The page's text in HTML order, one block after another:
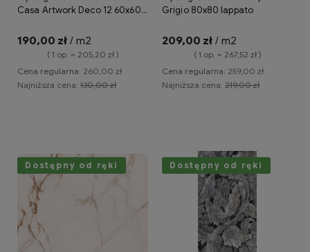
Casa Artwork Deco 12 60x60
190,00 zł / m2
( 1 op. = 205,20 zł )
Cena regularna: 260,00 zł
Najniższa cena: 130,00 zł
Grigio 80x80 lappato
209,00 zł / m2
( 1 op. = 267,52 zł )
Cena regularna: 259,00 zł
Najniższa cena: 219,00 zł
Dostępny od ręki Dostępny od ręki